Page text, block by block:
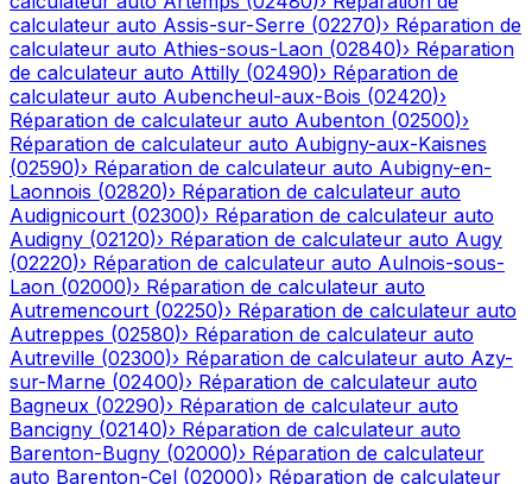
calculateur auto Assis-sur-Serre (02270)› Réparation de
calculateur auto Athies-sous-Laon (02840)› Réparation
de calculateur auto Attilly (02490)› Réparation de
calculateur auto Aubencheul-aux-Bois (02420)›
Réparation de calculateur auto Aubenton (02500)›
Réparation de calculateur auto Aubigny-aux-Kaisnes
(02590)› Réparation de calculateur auto Aubigny-en-
Laonnois (02820)› Réparation de calculateur auto
Audignicourt (02300)› Réparation de calculateur auto
Audigny (02120)› Réparation de calculateur auto Augy
(02220)› Réparation de calculateur auto Aulnois-sous-
Laon (02000)› Réparation de calculateur auto
Autremencourt (02250)› Réparation de calculateur auto
Autreppes (02580)› Réparation de calculateur auto
Autreville (02300)› Réparation de calculateur auto Azy-
sur-Marne (02400)› Réparation de calculateur auto
Bagneux (02290)› Réparation de calculateur auto
Bancigny (02140)› Réparation de calculateur auto
Barenton-Bugny (02000)› Réparation de calculateur
auto Barenton-Cel (02000)› Réparation de calculateur